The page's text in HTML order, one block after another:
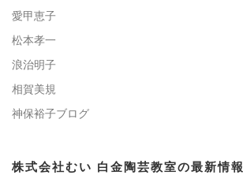
愛甲恵子
松本孝一
浪治明子
相賀美規
神保裕子ブログ
株式会社むい 白金陶芸教室の最新情報